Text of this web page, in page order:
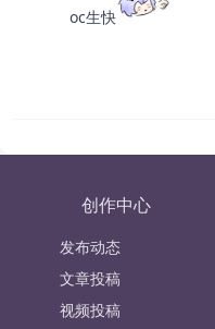
oc生快
创作中心
发布动态
文章投稿
视频投稿